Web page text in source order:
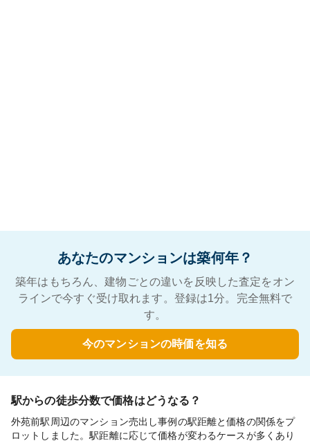
あなたのマンションは築何年？
築年はもちろん、建物ごとの違いを反映した査定をオン
ラインで今すぐ受け取れます。登録は1分。完全無料で
す。
今のマンションの時価を知る
駅からの徒歩分数で価格はどうなる？
外苑前駅周辺のマンション売出し事例の駅距離と価格の関係をプ
ロットしました。駅距離に応じて価格が変わるケースが多くあり